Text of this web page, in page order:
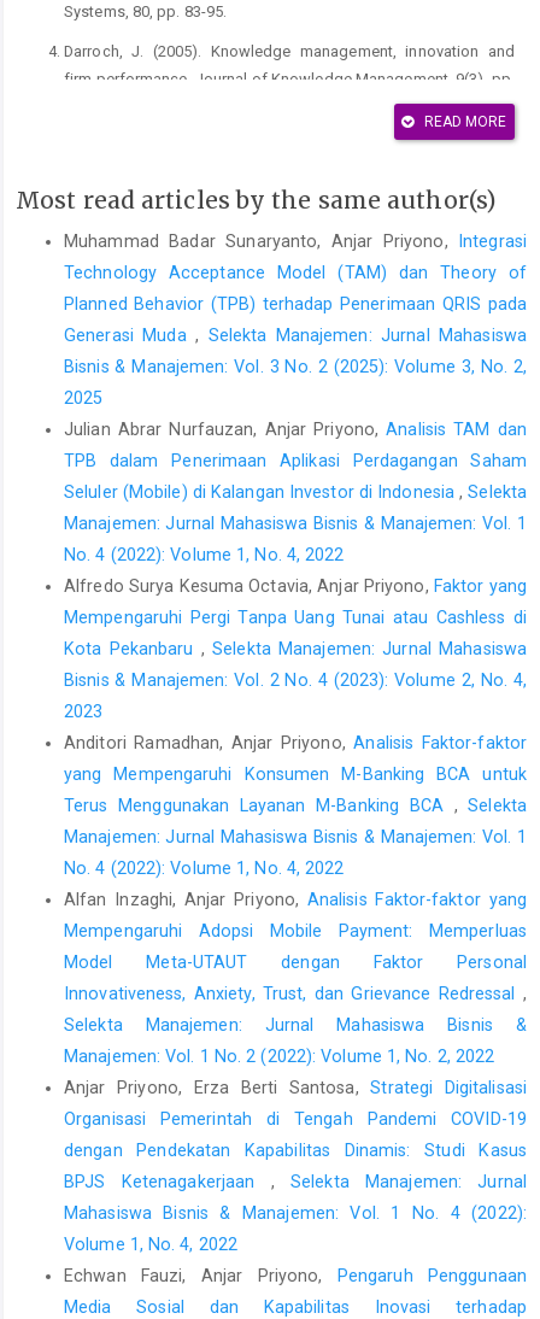
Systems, 80, pp. 83-95.
Darroch, J. (2005). Knowledge management, innovation and
firm performance. Journal of Knowledge Management, 9(3), pp.
Didonet, S. R., & Dias, G. (2012). Supply Chain Management
Technology Management & Innovation, 7(3), pp. 91-109.
Eisenhardt, K. M. & Martin, J. A. (2000). Dynamic capabilities:
what are they?. Strategic management journal, 21, pp. 1105-
1121.
Faems, D., Van Looy, B., Debackere, K. (2005).
Interorganizational collaboration and innovation: toward a
portfolio approach. J. Prod. Innovat. Manag, 22, pp. 238–250.
Flynn, B. B., Huo, B., Zhao, X. (2010). The impact of supply chain
integration on performance: a contingency and configuration
approach. Journal of Operations Management, 28(1), pp. 58-71.
Gomes, J.F.S., Weerd-Nederhof, P.C., Pearson, A.W., & Cunha,
M.P. (2003). Is more always better? An exploration of the
diferential effects of functional integration on performance in
new product development. Technovation, 23, pp. 15-191.
Gray, B.J., Matear, S., & Matheson, P.K. (2002). Improving Service
Firm Performance. Journal of Service Marketing. 16(3), pp. 186-
200.
Hapsari, N. B. (2018). Pengaruh Integrasi Rantai Pasokan
Terhadap Kualitas Produk dan Inovasi Produk Pada UKM
Kerajinan Pahat Batu Tama Agung Magelang. Other Thesis,
Universitas Pembangunan Nasional Veteran Yogyakarta.
Hillebrand, B., & Biemans, W.G. (2004). Links between internal
and external cooperation in product development: An
exploratory study. Journal of Product Innovation Management,
21, pp. 110-122.
Karabulut, A. T. (2015). Effects of Innovation Strategy on Firm
Performance: A Study Conducted on Manufacturing Firms in
Turkey. Procedia - Social and Behavioral Sciences, 195, pp.
Koufteros, X., Vonderembse, M. & Jayaram, J. (2005). Internal
and external integration for product development: the
strategy. Decision Science, 36(1), pp. 97-133.
Lamb, C.W., Hair, J.F., & McDaniel, C. (2011). Marketing. Mason:
Cengage learning.
Purnama, C., Wardana. L.W., Rahmah. Y., Fatmah. D., & Rahmah.
READ MORE
Most read articles by the same author(s)
Muhammad Badar Sunaryanto, Anjar Priyono,
Integrasi
Technology Acceptance Model (TAM) dan Theory of
Planned Behavior (TPB) terhadap Penerimaan QRIS pada
Generasi Muda, Selekta Manajemen: Jurnal Mahasiswa
Bisnis & Manajemen: Vol. 3 No. 2 (2025): Volume 3, No. 2,
2025
Julian Abrar Nurfauzan, Anjar Priyono,Analisis TAM dan
TPB dalam Penerimaan Aplikasi Perdagangan Saham
Seluler (Mobile) di Kalangan Investor di Indonesia,Selekta
Manajemen: Jurnal Mahasiswa Bisnis & Manajemen: Vol. 1
No. 4 (2022): Volume 1, No. 4, 2022
Alfredo Surya Kesuma Octavia, Anjar Priyono, Faktor yang
Mempengaruhi Pergi Tanpa Uang Tunai atau Cashless di
Kota Pekanbaru ,Selekta Manajemen: Jurnal Mahasiswa
Bisnis & Manajemen: Vol. 2 No. 4 (2023): Volume 2, No. 4,
2023
Anditori Ramadhan, Anjar Priyono,Analisis Faktor-faktor
yang Mempengaruhi Konsumen M-Banking BCA untuk
Terus Menggunakan Layanan M-Banking BCA ,Selekta
Manajemen: Jurnal Mahasiswa Bisnis & Manajemen: Vol. 1
No. 4 (2022): Volume 1, No. 4, 2022
Alfan Inzaghi, Anjar Priyono, Analisis Faktor-faktor yang
Mempengaruhi Adopsi Mobile Payment: Memperluas
Model Meta-UTAUT dengan Faktor Personal
Innovativeness, Anxiety, Trust, dan Grievance Redressal ,
Selekta Manajemen: Jurnal Mahasiswa Bisnis &
Manajemen: Vol. 1 No. 2 (2022): Volume 1, No. 2, 2022
Anjar Priyono, Erza Berti Santosa,Strategi Digitalisasi
Organisasi Pemerintah di Tengah Pandemi COVID-19
dengan Pendekatan Kapabilitas Dinamis: Studi Kasus
BPJS Ketenagakerjaan ,Selekta Manajemen: Jurnal
Mahasiswa Bisnis & Manajemen: Vol. 1 No. 4 (2022):
Volume 1, No. 4, 2022
Echwan Fauzi, Anjar Priyono,
Pengaruh Penggunaan
Media Sosial dan Kapabilitas Inovasi terhadap